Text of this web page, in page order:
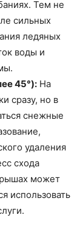
Тем не
сильных
ледяных
воды и
45°): На
сразу, но в
снежные
удаления
схода
может
использовать